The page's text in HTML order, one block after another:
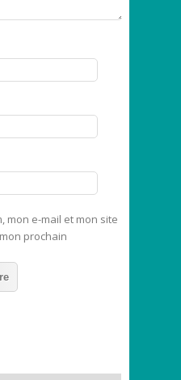
mon e-mail et mon site
prochain